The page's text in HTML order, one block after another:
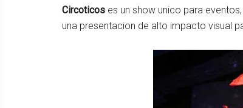
Circoticos es un show unico para
una presentacion de alto impacto visual